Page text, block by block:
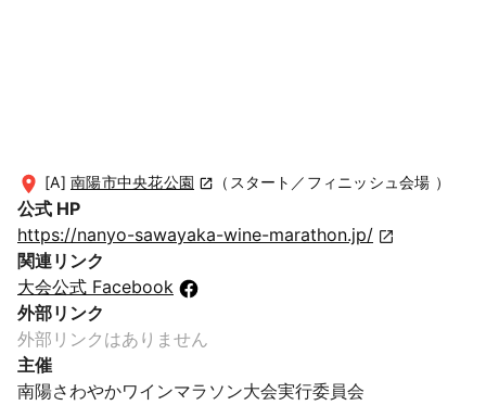
[A] 南陽市中央花公園 （スタート／フィニッシュ会場 ）
公式 HP
https://nanyo-sawayaka-wine-marathon.jp/
関連リンク
大会公式 Facebook
外部リンク
外部リンクはありません
主催
南陽さわやかワインマラソン大会実行委員会